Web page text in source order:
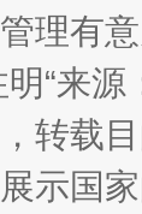
安的艺术幻境
理有
明“来
转载
示国